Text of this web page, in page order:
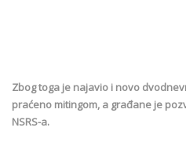
Zbog toga je najavio i novo
praćeno mitingom, a građane je
NSRS-a.